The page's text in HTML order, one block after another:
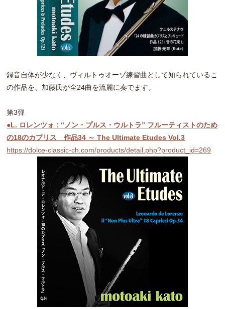
録音自体が少なく、ヴィルトゥオーゾ練習曲として知られているこ
の作品を、加藤氏が全24曲を流麗に奏でます。
第3弾
●L. ロレンツォ : “ノン・プルス・ウルトラ” フルーティストのため
の18のカプリス 作品34 ～ The Ultimate Etudes Vol.3
https://dolce-classic-ch.com/products/detail.php?product_id=269